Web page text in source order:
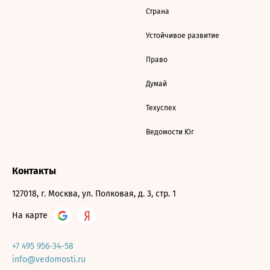
Страна
Устойчивое развитие
Право
Думай
Техуспех
Ведомости Юг
Контакты
127018, г. Москва, ул. Полковая, д. 3, стр. 1
На карте
+7 495 956-34-58
info@vedomosti.ru